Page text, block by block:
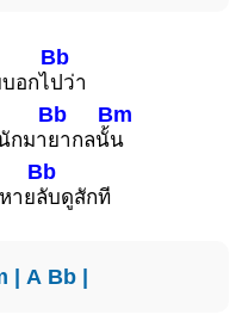
อกไ
Bb
ปว่า
กมา
Bb
ยากลนั้
Bm
น
าย
Bb
ลับดูสักที
| A Bb|